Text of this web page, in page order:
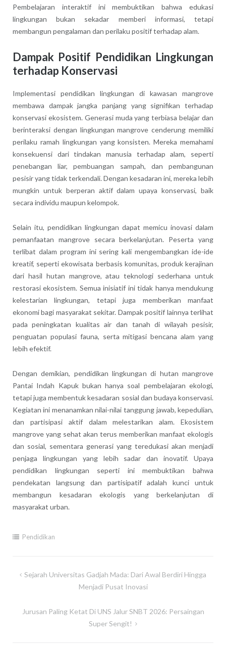
Pembelajaran interaktif ini membuktikan bahwa edukasi
lingkungan bukan sekadar memberi informasi, tetapi
membangun pengalaman dan perilaku positif terhadap alam.
Dampak Positif Pendidikan Lingkungan
terhadap Konservasi
Implementasi pendidikan lingkungan di kawasan mangrove
membawa dampak jangka panjang yang signifikan terhadap
konservasi ekosistem. Generasi muda yang terbiasa belajar dan
berinteraksi dengan lingkungan mangrove cenderung memiliki
perilaku ramah lingkungan yang konsisten. Mereka memahami
konsekuensi dari tindakan manusia terhadap alam, seperti
penebangan liar, pembuangan sampah, dan pembangunan
pesisir yang tidak terkendali. Dengan kesadaran ini, mereka lebih
mungkin untuk berperan aktif dalam upaya konservasi, baik
secara individu maupun kelompok.
Selain itu, pendidikan lingkungan dapat memicu inovasi dalam
pemanfaatan mangrove secara berkelanjutan. Peserta yang
terlibat dalam program ini sering kali mengembangkan ide-ide
kreatif, seperti ekowisata berbasis komunitas, produk kerajinan
dari hasil hutan mangrove, atau teknologi sederhana untuk
restorasi ekosistem. Semua inisiatif ini tidak hanya mendukung
kelestarian lingkungan, tetapi juga memberikan manfaat
ekonomi bagi masyarakat sekitar. Dampak positif lainnya terlihat
pada peningkatan kualitas air dan tanah di wilayah pesisir,
penguatan populasi fauna, serta mitigasi bencana alam yang
lebih efektif.
Dengan demikian, pendidikan lingkungan di hutan mangrove
Pantai Indah Kapuk bukan hanya soal pembelajaran ekologi,
tetapi juga membentuk kesadaran sosial dan budaya konservasi.
Kegiatan ini menanamkan nilai-nilai tanggung jawab, kepedulian,
dan partisipasi aktif dalam melestarikan alam. Ekosistem
mangrove yang sehat akan terus memberikan manfaat ekologis
dan sosial, sementara generasi yang teredukasi akan menjadi
penjaga lingkungan yang lebih sadar dan inovatif. Upaya
pendidikan lingkungan seperti ini membuktikan bahwa
pendekatan langsung dan partisipatif adalah kunci untuk
membangun kesadaran ekologis yang berkelanjutan di
masyarakat urban.
Pendidikan
Navigasi
Sejarah Universitas Gadjah Mada: Dari Awal Berdiri Hingga
Menjadi Pusat Inovasi
Jurusan Paling Ketat Di UNS Jalur SNBT 2026: Persaingan
Super Sengit!